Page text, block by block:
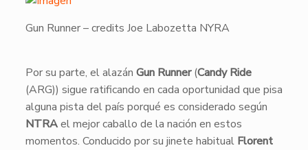
Gun Runner – credits Joe Labozetta NYRA
​Por su parte, el alazán Gun Runner(Candy Ride
(ARG)) sigue ratificando en cada oportunidad que pisa
alguna pista del país porqué es considerado según
NTRAel mejor caballo de la nación en estos
momentos. Conducido por su jinete habitual Florent